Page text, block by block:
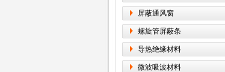
屏蔽通风窗
螺旋管屏蔽条
导热绝缘材料
微波吸波材料